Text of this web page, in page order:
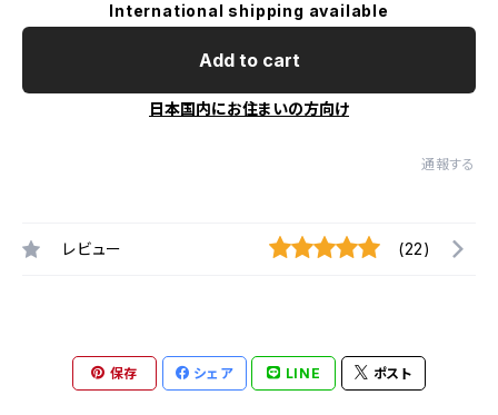
International shipping available
Add to cart
日本国内にお住まいの方向け
通報する
レビュー (22)
保存 シェア LINE ポスト